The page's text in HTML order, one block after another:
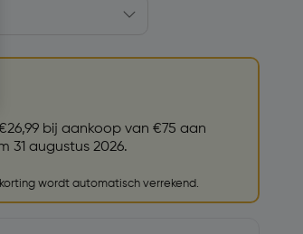
bij aankoop van €75 aan
31 augustus 2026.
wordt automatisch verrekend.